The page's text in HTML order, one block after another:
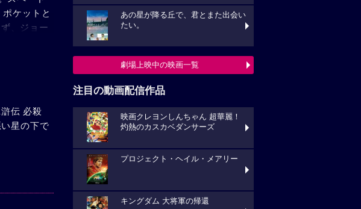
ケットと
、ジョー
いに真相
を使って
る次郎を
伝 必殺
星の下で
あの星が降る丘で、君とまた出会い
たい。
劇場上映中の映画一覧
注目の動画配信作品
映画クレヨンしんちゃん 超華麗！
灼熱のカスカベダンサーズ
プロジェクト・ヘイル・メアリー
キングダム 大将軍の帰還